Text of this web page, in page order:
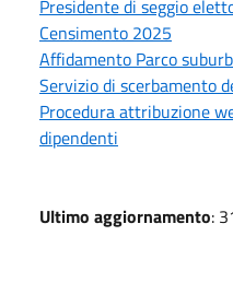
Presidente di seggio
Censimento 2025
Affidamento Parco
Servizio di scerbamento
Procedura attribuzione
dipendenti
Ultimo aggiornamento: